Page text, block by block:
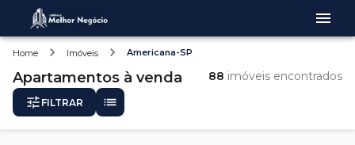
Home Imóveis Americana-SP
Apartamentos à venda 88 imóveis encontrados
FILTRAR